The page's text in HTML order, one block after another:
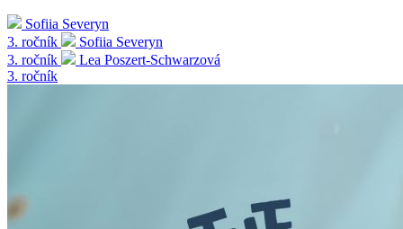
Sofiia Severyn
3. ročník
Sofiia Severyn
3. ročník
Lea Poszert-Schwarzová
3. ročník